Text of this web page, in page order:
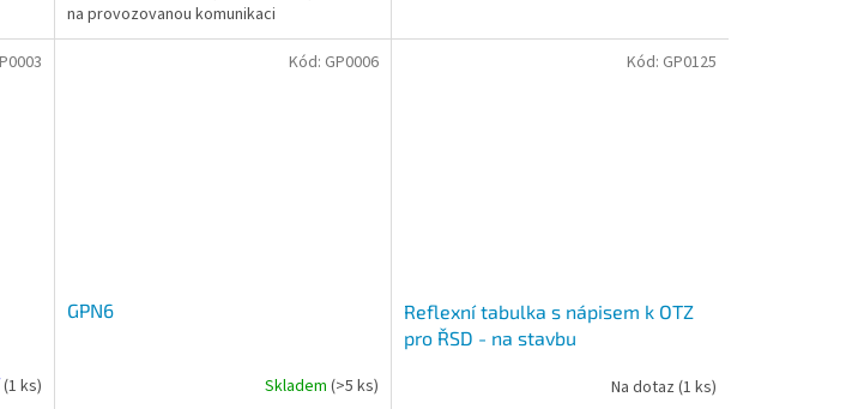
na provozovanou komunikaci
(1 ks)
GPN6
Skladem (>5 ks)
Kód: GP0006
Reflexní tabulka s nápisem k OTZ
pro ŘSD - na stavbu
Na dotaz (1 ks)
Kód: GP0125